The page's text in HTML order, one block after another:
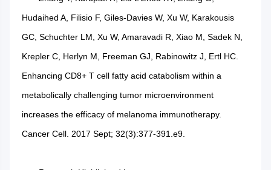
Hudaihed A, Filisio F, Giles-Davies W, Xu W, Karakousis
GC, Schuchter LM, Xu W, Amaravadi R, Xiao M, Sadek N,
Krepler C, Herlyn M, Freeman GJ, Rabinowitz J, Ertl HC.
Enhancing CD8+ T cell fatty acid catabolism within a
metabolically challenging tumor microenvironment
increases the efficacy of melanoma immunotherapy.
Cancer Cell. 2017 Sept; 32(3):377-391.e9.